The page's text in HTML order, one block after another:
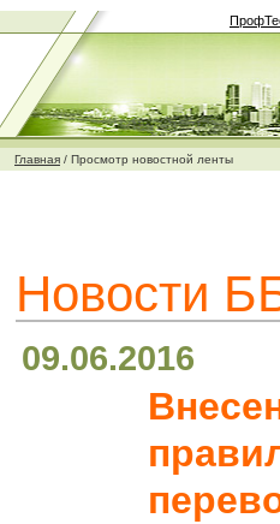
Главная / Просмотр новостной ленты
Новости
09.06.2016